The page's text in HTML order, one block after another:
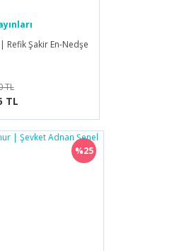
Şakir En-Nedşe
TL
TL
%25